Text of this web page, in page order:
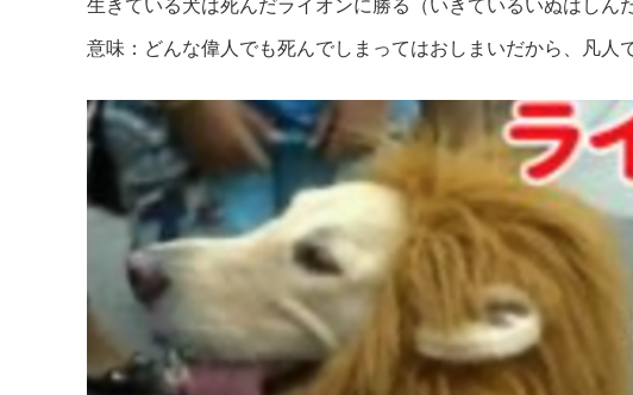
意味：どんな偉人でも死んでしまってはおしまいだから、凡人